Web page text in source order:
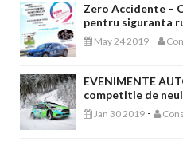
Zero Accidente –
pentru siguranta
May 24 2019 -
EVENIMENTE
competitie de
Jan 30 2019 -